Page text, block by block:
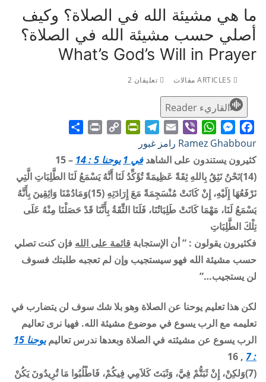
ما هي مشيئة الله في الصلاة؟ وكيف
أصلي حسب مشيئة الله في الصلاة؟
What’s God’s Will in Prayer
تعليقان 2
القاريء Reader
Facebook
Messenger
WhatsApp
Viber
Email
Telegram
Link
Ramez Ghabbour رامز غبور
كثيرون يستندون على الشاهدفي 1 يوحنا 5 : 14
– 15
(14)نَحْنُ نَثِقُ بِاللهِ ثِقَةً عَظِيمَةً تُؤَكِّدُ لَنَا أَنَّهُ يَسْمَعُ لَنَا الطَّلِبَاتِ الَّتِي
نَرْفَعُهَا إِلَيْهِ، إِنْ كَانَتْ مُنْسَجِمَةً مَعَ إِرَادَتِهِ (15)وَمَادُمْنَا وَاثِقِينَ بِأَنَّهُ
يَسْمَعُ لَنَا، مَهْمَا كَانَتْ طَلِبَاتُنَا، فَلَنَا الثِّقَةُ بِأَنَّنَا قَدْ حَصَلْنَا مِنْهُ عَلَى
تِلْكَ الطَّلِبَاتِ
فكثيرون يقولون : ” أن الإستجابة قائمة على الله فإن كنت تصلي
حسب مشيئة الله فهو سيستجيب وإن لم تعجبه طلبتك فسوف
لن يستجيب…”
لكن هذا تعليم يوحنا عن الصلاة وهو بلا شك سوف لن يتضارب في
تعليمه مع الرب يسوع في موضوع مشيئة الله. فهيا نرى تعاليم
الرب يسوع عن مشيئته في الصلاة وبعدها ندرس تعاليم
يوحنا 15
: 7
, 16
(7)وَلكِنْ، إِنْ ثَبَتُّمْ فِيَّ، وَثَبَتَ كَلاَمِي فِيكُمْ، فَاطْلُبُوا مَا تُرِيدُونَ يَكُنْ